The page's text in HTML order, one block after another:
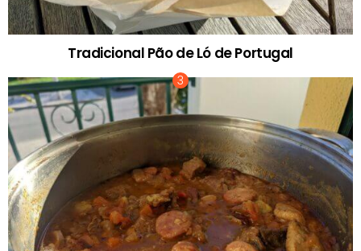
Tradicional Pão de Ló de Portugal